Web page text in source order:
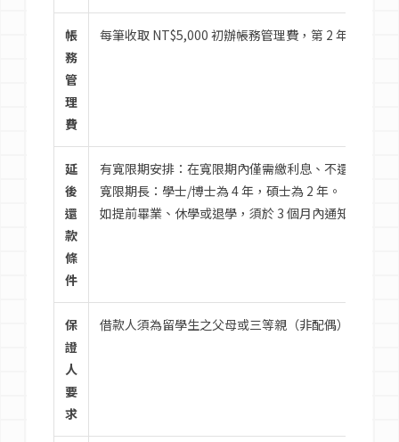
帳
務
管
理
費
每筆收取 NT$5,000 初辦帳務管理費，第 2 年續撥或
延
後
還
款
條
件
有寬限期安排：在寬限期內僅需繳利息、不還本金。
寬限期長：學士/博士為 4 年，碩士為 2 年。
如提前畢業、休學或退學，須於 3 個月內通知銀行，
保
證
人
要
求
借款人須為留學生之父母或三等親（非配偶），需有